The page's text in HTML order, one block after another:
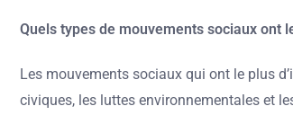
Quels types de mouvements sociaux ont
Les mouvements sociaux qui ont le plus
civiques, les luttes environnementales et